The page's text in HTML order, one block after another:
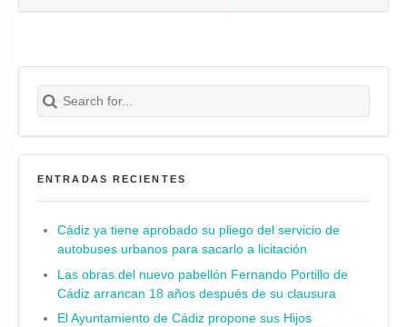
Search for:
Buscar
ENTRADAS RECIENTES
Cádiz ya tiene aprobado su pliego del servicio de
autobuses urbanos para sacarlo a licitación
Las obras del nuevo pabellón Fernando Portillo de
Cádiz arrancan 18 años después de su clausura
El Ayuntamiento de Cádiz propone sus Hijos